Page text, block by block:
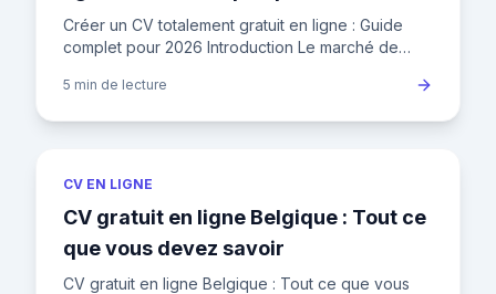
Créer un CV totalement gratuit en ligne : Guide
complet pour 2026 Introduction Le marché de
de personnes en a
5 min de lecture
CV EN LIGNE
CV gratuit en ligne Belgique : Tout ce
que vous devez savoir
CV gratuit en ligne Belgique : Tout ce que vous